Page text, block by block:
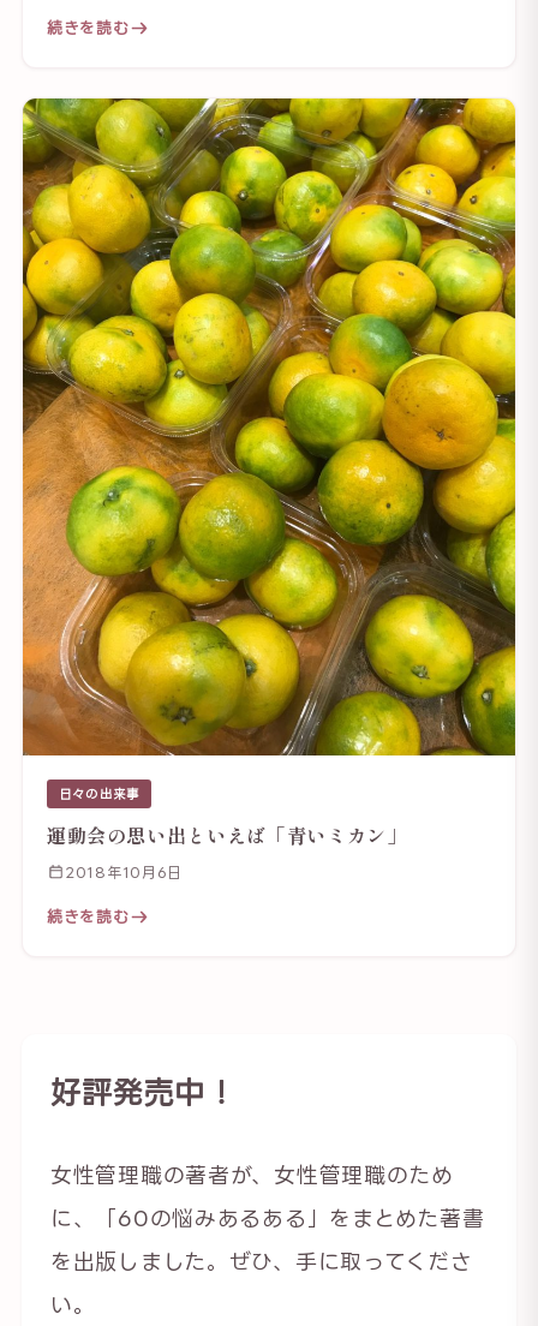
続きを読む
日々の出来事
運動会の思い出といえば「青いミカン」
2018年10月6日
続きを読む
好評発売中！
女性管理職の著者が、女性管理職のため
に、「60の悩みあるある」をまとめた著書
を出版しました。ぜひ、手に取ってくださ
い。